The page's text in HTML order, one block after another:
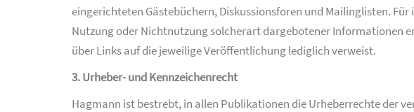
eingerichteten Gästebüchern, Diskussionsforen und Mailinglisten.
Nutzung oder Nichtnutzung solcherart dargebotener Informationen
über Links auf die jeweilige Veröffentlichung lediglich verweist.
3. Urheber- und Kennzeichenrecht
Hagmann ist bestrebt, in allen Publikationen die Urheberrechte der